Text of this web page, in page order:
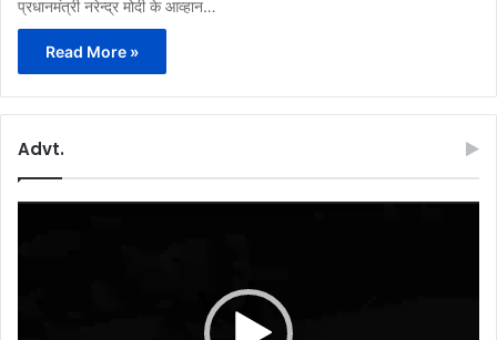
प्रधानमंत्री नरेन्द्र मोदी के आव्हान…
Read More »
Advt.